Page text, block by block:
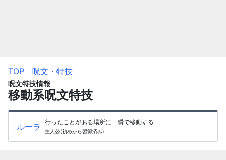
TOP 呪文・特技
呪文特技情報
移動系呪文特技
ルーラ 行ったことがある場所に一瞬で移動する
主人公(初めから習得済み)